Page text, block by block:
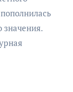
значения.